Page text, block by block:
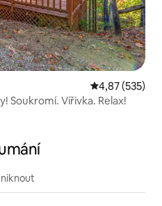
Průměrné
4,87 (535)
Soukromí. Vířivka. Relax!